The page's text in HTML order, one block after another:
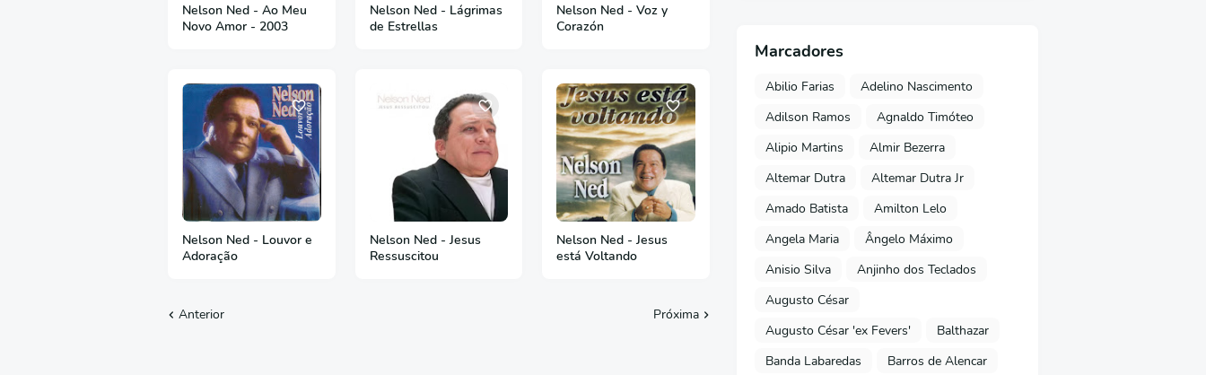
Nelson Ned - Ao Meu
Novo Amor - 2003
Nelson Ned - Lágrimas
de Estrellas
Nelson Ned - Voz y
Corazón
Nelson Ned - Louvor e
Adoração
Nelson Ned - Jesus
Ressuscitou
Nelson Ned - Jesus
está Voltando
Anterior Próxima
Marcadores
Abilio Farias
Adelino Nascimento
Adilson Ramos
Agnaldo Timóteo
Alipio Martins
Almir Bezerra
Altemar Dutra
Altemar Dutra Jr
Amado Batista
Amilton Lelo
Angela Maria
Ângelo Máximo
Anisio Silva
Anjinho dos Teclados
Augusto César
Augusto César 'ex Fevers'
Balthazar
Banda Labaredas
Barros de Alencar